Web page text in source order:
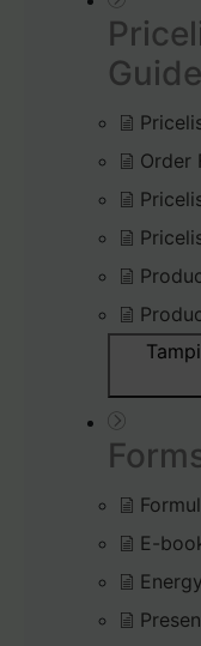
Guide
Order
E-